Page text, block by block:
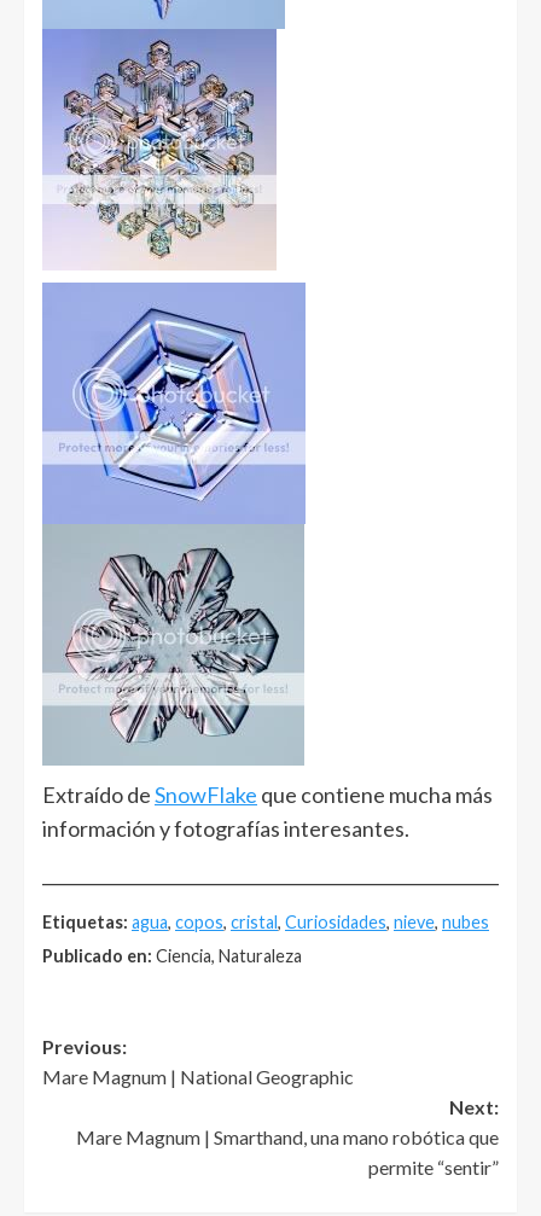
Extraído deSnowFlake que contiene mucha más
información y fotografías interesantes.
Etiquetas: agua, copos, cristal, Curiosidades, nieve, nubes
Publicado en: Ciencia, Naturaleza
Post
navigation
Previous:
Mare Magnum | National Geographic
Next:
Mare Magnum | Smarthand, una mano robótica que
permite “sentir”